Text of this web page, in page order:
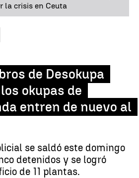
la crisis en Ceuta
de Desokupa
okupas de
entren de nuevo al
se saldó este domingo
detenidos y se logró
de 11 plantas.